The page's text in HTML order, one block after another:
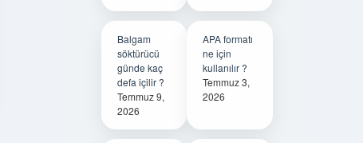
Balgam
söktürücü
günde kaç
defa içilir ?
Temmuz 9,
2026
APA formatı
ne için
kullanılır ?
Temmuz 3,
2026